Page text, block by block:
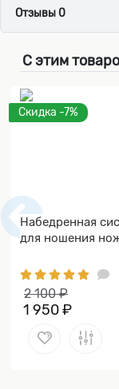
Отзывы 0
С этим
Скидка -7%
Набедренная
для ношения
2 100 ₽
1 950 ₽